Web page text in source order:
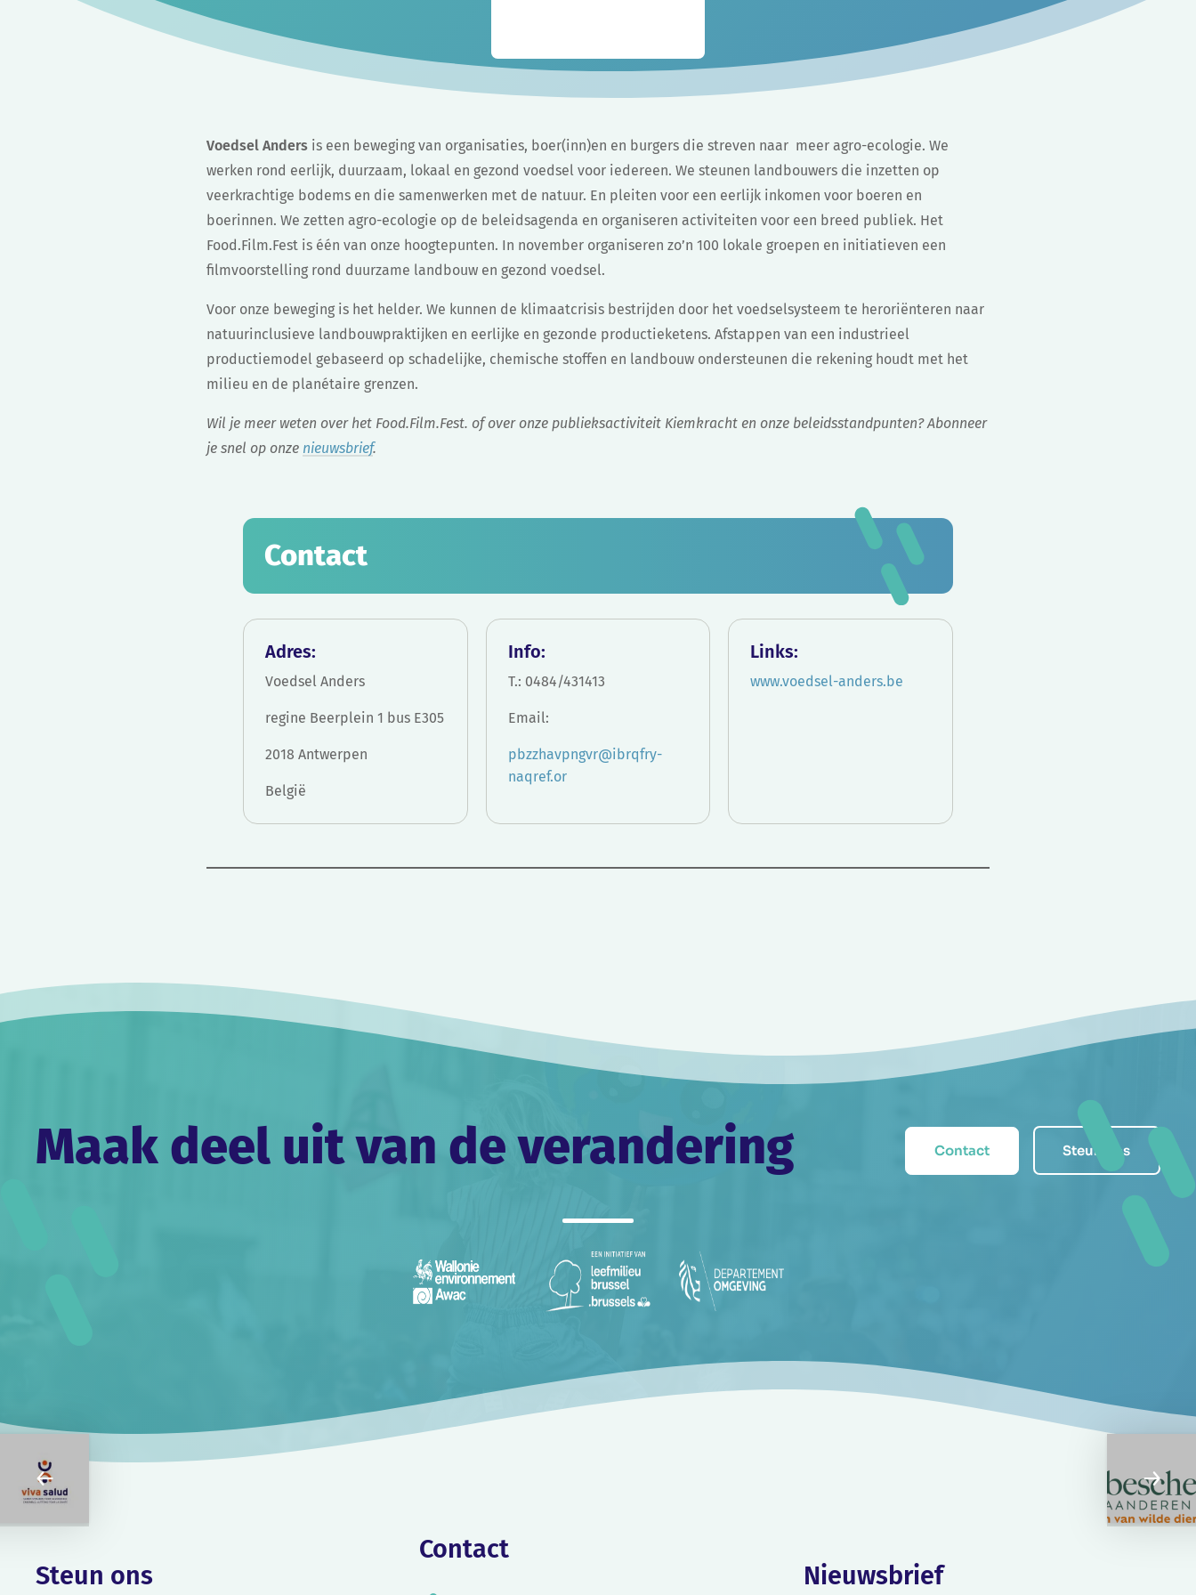
Voedsel Anders is een beweging van organisaties, boer(inn)en en burgers die streven naar meer agro-ecologie. We
werken rond eerlijk, duurzaam, lokaal en gezond voedsel voor iedereen. We steunen landbouwers die inzetten op
veerkrachtige bodems en die samenwerken met de natuur. En pleiten voor een eerlijk inkomen voor boeren en
boerinnen. We zetten agro-ecologie op de beleidsagenda en organiseren activiteiten voor een breed publiek. Het
Food.Film.Fest is één van onze hoogtepunten. In november organiseren zo’n 100 lokale groepen en initiatieven een
filmvoorstelling rond duurzame landbouw en gezond voedsel.
Voor onze beweging is het helder. We kunnen de klimaatcrisis bestrijden door het voedselsysteem te heroriënteren naar
natuurinclusieve landbouwpraktijken en eerlijke en gezonde productieketens. Afstappen van een industrieel
productiemodel gebaseerd op schadelijke, chemische stoffen en landbouw ondersteunen die rekening houdt met het
milieu en de planétaire grenzen.
Wil je meer weten over het Food.Film.Fest. of over onze publieksactiviteit Kiemkracht en onze beleidsstandpunten? Abonneer
je snel op onze nieuwsbrief.
Contact
Adres:
Voedsel Anders
regine Beerplein 1 bus E305
2018 Antwerpen
België
Info:
T.: 0484/431413
Email:
pbzzhavpngvr@ibrqfry-
naqref.or
Links:
www.voedsel-anders.be
Maak deel uit van de verandering Contact Steun ons
Steun ons
Contact
Nieuwsbrief